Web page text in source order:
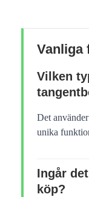
Vanliga
Vilken
Det
unika
Ingår
köp?